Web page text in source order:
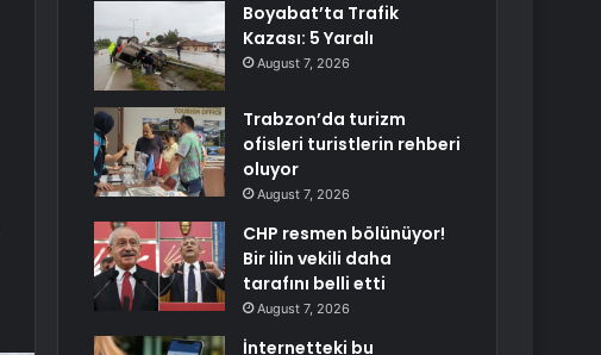
Boyabat’ta Trafik
Kazası: 5 Yaralı
August 7, 2026
Trabzon’da turizm
ofisleri turistlerin rehberi
oluyor
August 7, 2026
CHP resmen bölünüyor!
Bir ilin vekili daha
tarafını belli etti
August 7, 2026
İnternetteki bu